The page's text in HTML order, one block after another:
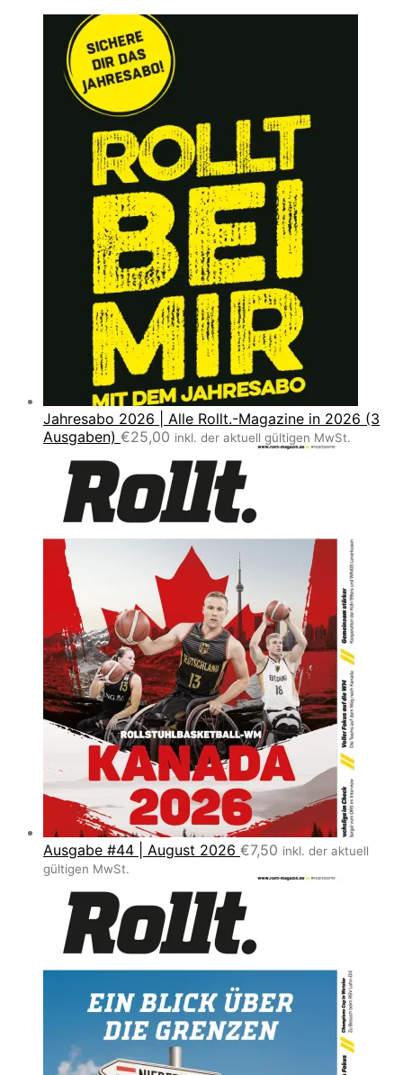
Jahresabo 2026 | Alle Rollt.-Magazine in 2026 (3
Ausgaben) €25,00 inkl. der aktuell gültigen MwSt.
Ausgabe #44 | August 2026 €7,50 inkl. der aktuell
gültigen MwSt.